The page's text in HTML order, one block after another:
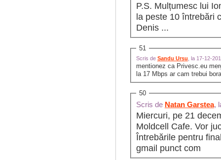
P.S. Mulțumesc lui
la peste 10 întrebări
Denis ...
51
Scris de Sandu Ursu , la 17-12-
mentionez ca Privesc.eu
la 17 Mbps ar cam trebui
50
Scris de Natan Garstea,
Miercuri, pe 21
Moldcell Cafe. Vor
Întrebările pentru
gmail punct com